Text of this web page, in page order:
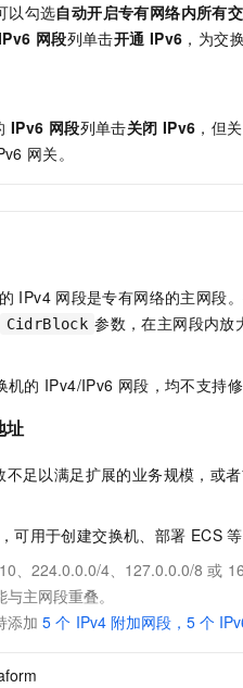
以勾选自动开启专有网络内所有
网段列单击开通 IPv6 ，为交
IPv6 网段列单击关闭 IPv6 ，但
网关。
IPv4 网段是专有网络的主网段
CidrBlock 参数，在主网段内放
机的 IPv4/IPv6 网段，均不支持修
址
不足以满足扩展的业务规模，或
可用于创建交换机、部署 ECS
、224.0.0.0/4、127.0.0.0/8 或
主网段重叠。
添加 5 个 IPv4 附加网段，5 个